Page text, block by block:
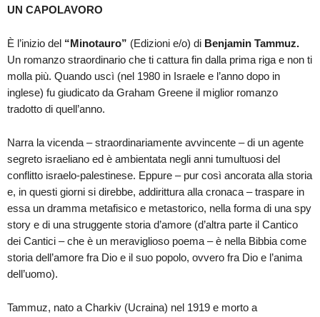
UN CAPOLAVORO
È l’inizio del “Minotauro” (Edizioni e/o) di Benjamin Tammuz.
Un romanzo straordinario che ti cattura fin dalla prima riga e non ti
molla più. Quando uscì (nel 1980 in Israele e l’anno dopo in
inglese) fu giudicato da Graham Greene il miglior romanzo
tradotto di quell’anno.
Narra la vicenda – straordinariamente avvincente – di un agente
segreto israeliano ed è ambientata negli anni tumultuosi del
conflitto israelo-palestinese. Eppure – pur così ancorata alla storia
e, in questi giorni si direbbe, addirittura alla cronaca – traspare in
essa un dramma metafisico e metastorico, nella forma di una spy
story e di una struggente storia d’amore (d’altra parte il Cantico
dei Cantici – che è un meraviglioso poema – è nella Bibbia come
storia dell’amore fra Dio e il suo popolo, ovvero fra Dio e l’anima
dell’uomo).
Tammuz, nato a Charkiv (Ucraina) nel 1919 e morto a